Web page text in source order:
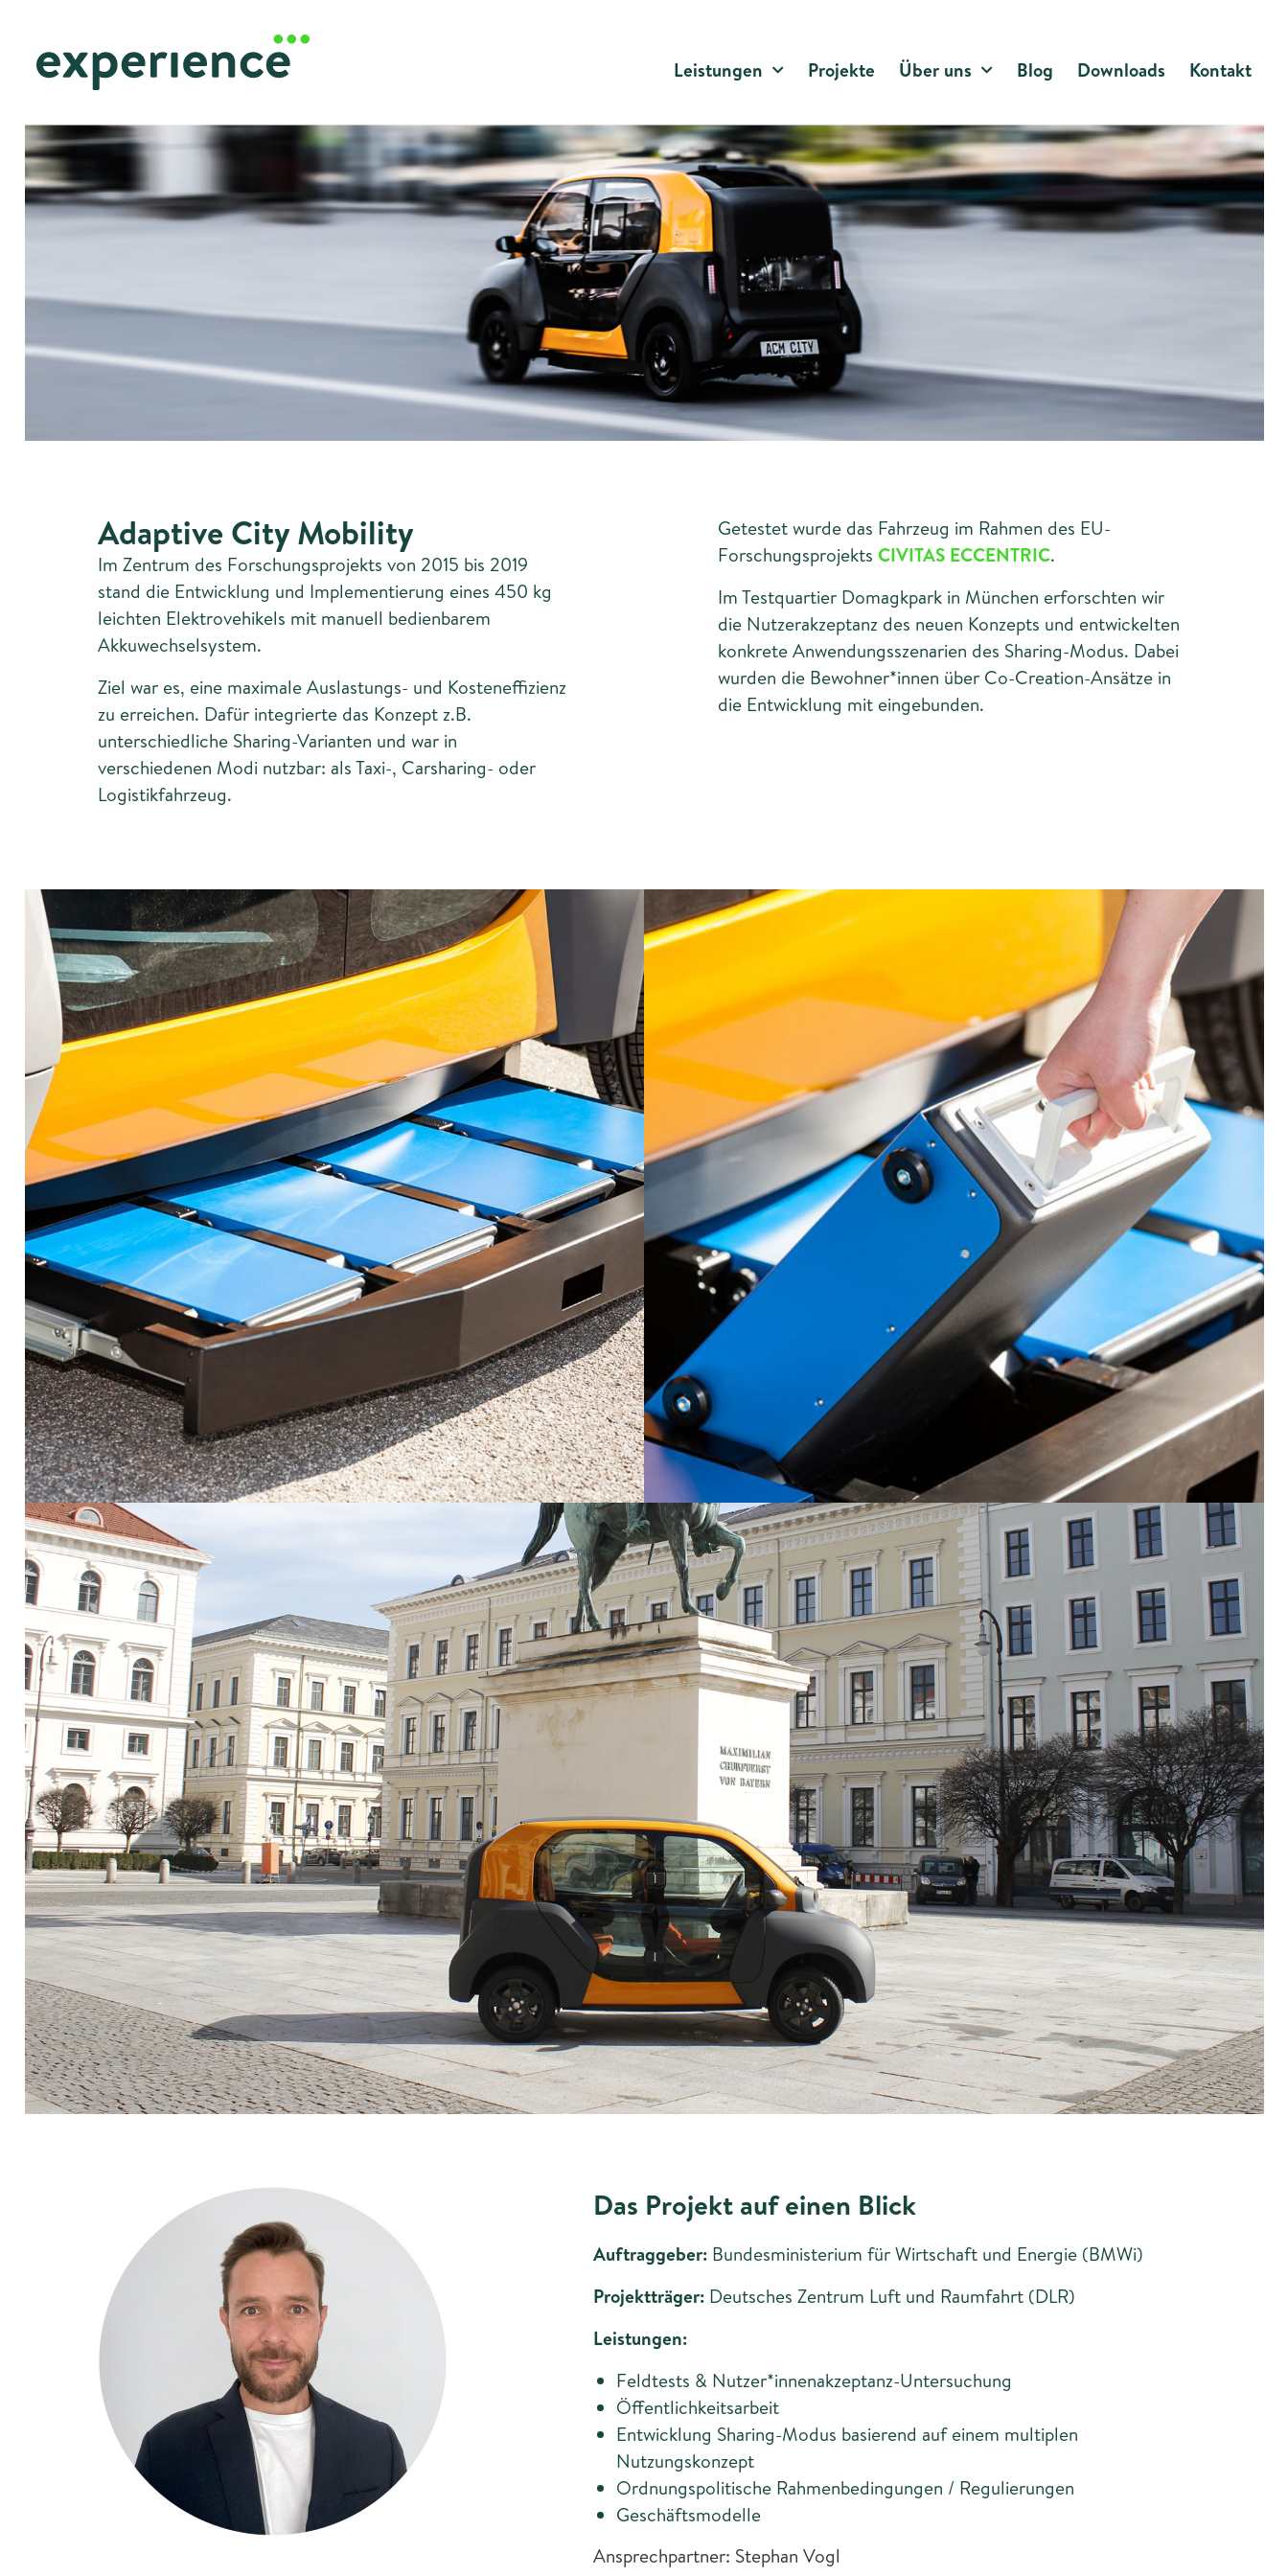
Leistungen Projekte Über uns Blog Downloads Kontakt
Adaptive City Mobility
Im Zentrum des Forschungsprojekts von 2015 bis 2019
stand die Entwicklung und Implementierung eines 450 kg
leichten Elektrovehikels mit manuell bedienbarem
Akkuwechselsystem.
Ziel war es, eine maximale Auslastungs- und Kosteneffizienz
zu erreichen. Dafür integrierte das Konzept z.B.
unterschiedliche Sharing-Varianten und war in
verschiedenen Modi nutzbar: als Taxi-, Carsharing- oder
Logistikfahrzeug.
Getestet wurde das Fahrzeug im Rahmen des EU-
Forschungsprojekts CIVITAS ECCENTRIC.
Im Testquartier Domagkpark in München erforschten wir
die Nutzerakzeptanz des neuen Konzepts und entwickelten
konkrete Anwendungsszenarien des Sharing-Modus. Dabei
wurden die Bewohner*innen über Co-Creation-Ansätze in
die Entwicklung mit eingebunden.
Das Projekt auf einen Blick
Auftraggeber: Bundesministerium für Wirtschaft und Energie (BMWi)
Projektträger: Deutsches Zentrum Luft und Raumfahrt (DLR)
Leistungen:
Feldtests & Nutzer*innenakzeptanz-Untersuchung
Öffentlichkeitsarbeit
Entwicklung Sharing-Modus basierend auf einem multiplen
Nutzungskonzept
Ordnungspolitische Rahmenbedingungen / Regulierungen
Geschäftsmodelle
Ansprechpartner: Stephan Vogl